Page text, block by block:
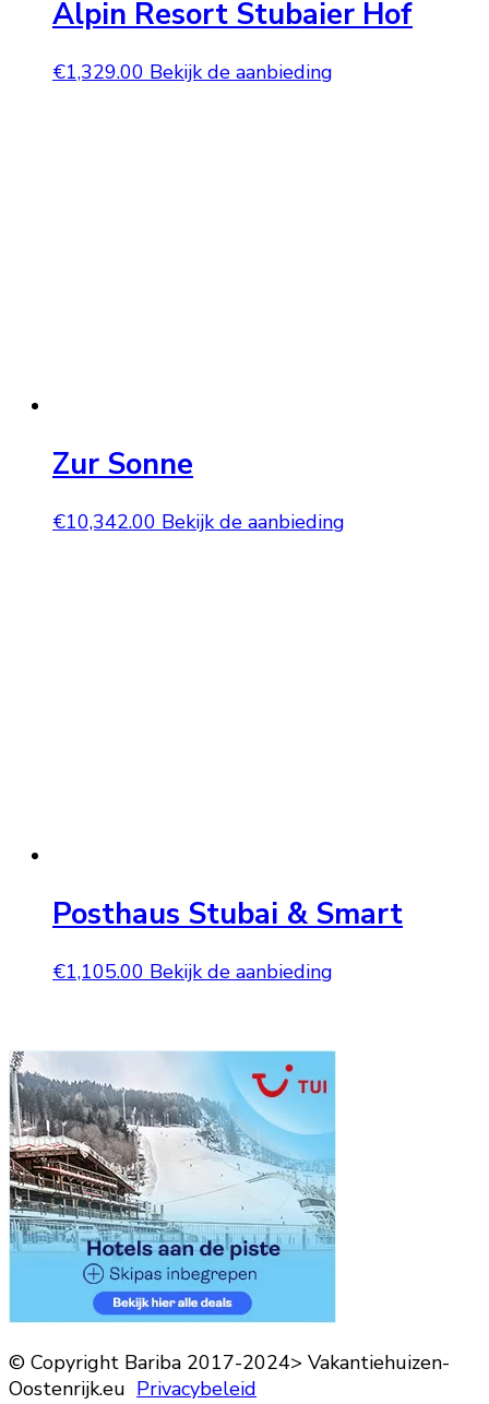
Alpin Resort Stubaier Hof
€1,329.00 Bekijk de aanbieding
Zur Sonne
€10,342.00 Bekijk de aanbieding
Posthaus Stubai & Smart
€1,105.00 Bekijk de aanbieding
© Copyright Bariba 2017-2024> Vakantiehuizen-
Oostenrijk.eu Privacybeleid